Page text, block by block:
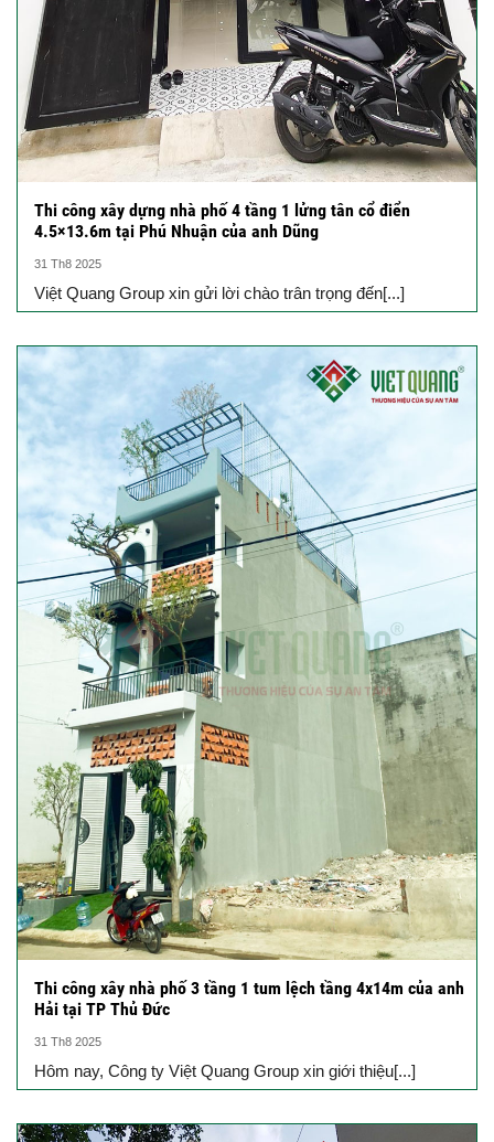
Thi công xây dựng nhà phố 4 tầng 1 lửng tân cổ điển
4.5×13.6m tại Phú Nhuận của anh Dũng
31 Th8 2025
Việt Quang Group xin gửi lời chào trân trọng đến[...]
Thi công xây nhà phố 3 tầng 1 tum lệch tầng 4x14m của anh
Hải tại TP Thủ Đức
31 Th8 2025
Hôm nay, Công ty Việt Quang Group xin giới thiệu[...]